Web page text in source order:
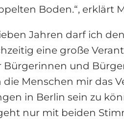
Boden.“, erklärt
Jahren darf ich
eine große
und
Menschen mir das
in Berlin sein zu
nur mit beiden